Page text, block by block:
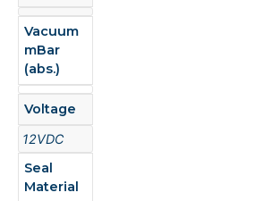
Vacuum
mBar
(abs.)
Voltage
12VDC
Seal
Material